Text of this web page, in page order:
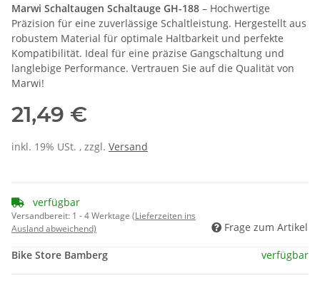
Marwi Schaltaugen Schaltauge GH-188 – Hochwertige
Präzision für eine zuverlässige Schaltleistung. Hergestellt aus
robustem Material für optimale Haltbarkeit und perfekte
Kompatibilität. Ideal für eine präzise Gangschaltung und
langlebige Performance. Vertrauen Sie auf die Qualität von
Marwi!
21,49 €
inkl. 19% USt. , zzgl. Versand
verfügbar
Versandbereit: 1 - 4 Werktage (Lieferzeiten ins
Ausland abweichend)
Frage zum Artikel
Bike Store Bamberg verfügbar